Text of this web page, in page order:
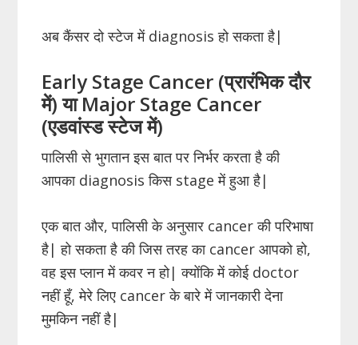
अब कैंसर दो स्टेज में diagnosis हो सकता है|
Early Stage Cancer (प्रारंभिक दौर
में) या Major Stage Cancer
(एडवांस्ड स्टेज में)
पालिसी से भुगतान इस बात पर निर्भर करता है की
आपका diagnosis किस stage में हुआ है|
एक बात और, पालिसी के अनुसार cancer की परिभाषा
है| हो सकता है की जिस तरह का cancer आपको हो,
वह इस प्लान में कवर न हो| क्योंकि में कोई doctor
नहीं हूँ, मेरे लिए cancer के बारे में जानकारी देना
मुमकिन नहीं है|